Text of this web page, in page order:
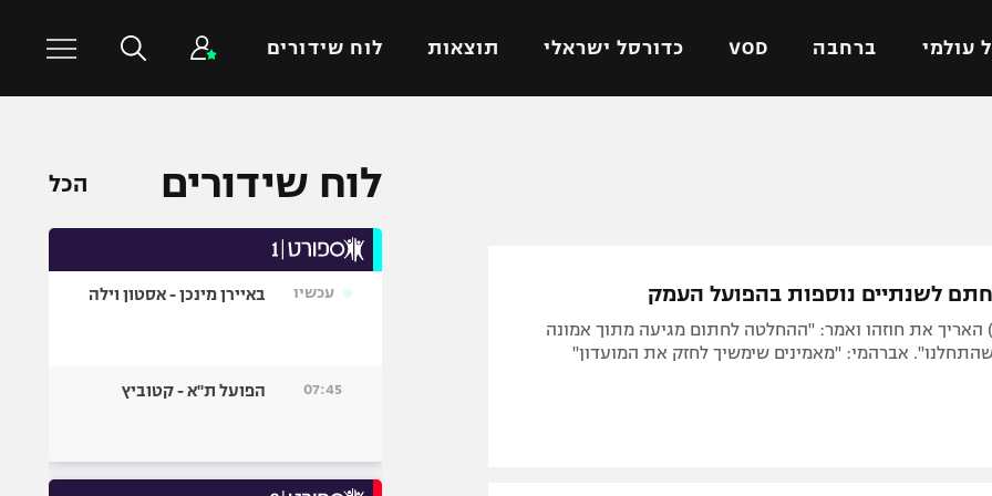
עולמי ברחבה VOD כדורסל ישראלי תוצאות לוח שידורים
ליגה ספרדית
מכבי תל אביב
הפועל חולון
כדורסל עולמי
כדורעף
היאבקות WWE
לשנתיים נוספות בהפועל העמק
הרכז (31, 1.81) האריך את חוזהו ואמר: "ההחלטה לחתום מגיעה מתוך אמונה
אברהמי: "מאמינים שימשיך לחזק את המועדון"
לוח שידורים הכל
עכשיו באיירן מינכן - אסטון וילה
07:45 הפועל ת"א - קטוביץ